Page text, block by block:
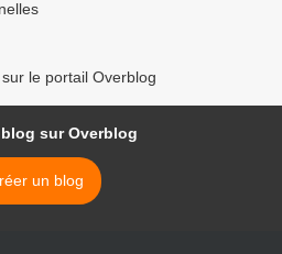
le portail Overblog
sur Overblog
un blog